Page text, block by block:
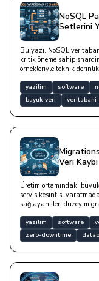
NoSQL
Setlerini
Bu yazı, NoSQL
kritik öneme sahip
örnekleriyle teknik
yazilim software
buyuk-veri
Veri
Üretim ortamındaki
servis kesintisi
sağlayan ileri düzey
yazilim software
zero-downtime